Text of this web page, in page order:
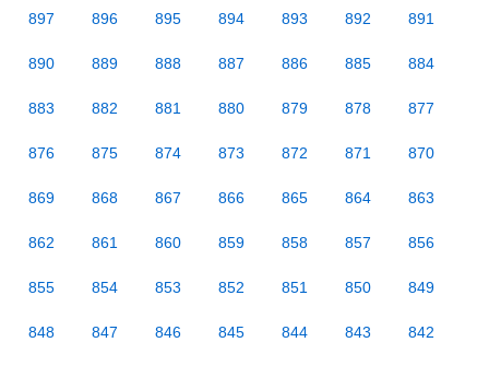
897 896 895 894 893 892 891
890 889 888 887 886 885 884
883 882 881 880 879 878 877
876 875 874 873 872 871 870
869 868 867 866 865 864 863
862 861 860 859 858 857 856
855 854 853 852 851 850 849
848 847 846 845 844 843 842